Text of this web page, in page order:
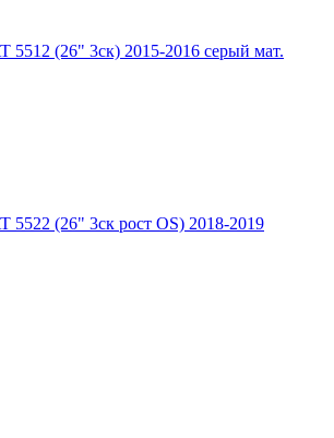
5512 (26" 3ск) 2015-2016 серый мат.
5522 (26" 3ск рост OS) 2018-2019